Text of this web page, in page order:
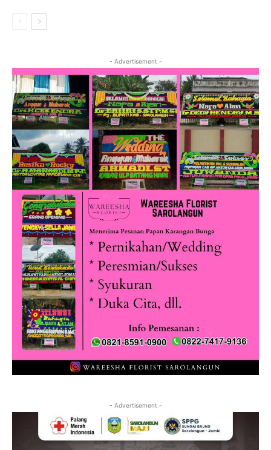
- Advertisement -
- Advertisement -